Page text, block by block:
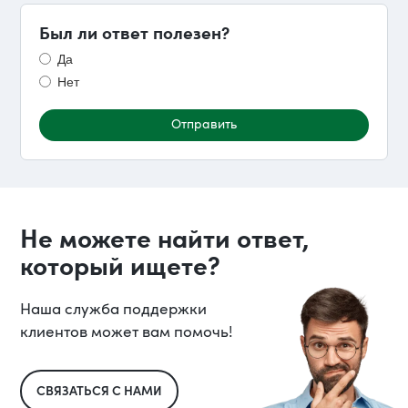
Был ли ответ полезен?
Да
Нет
Не можете найти ответ,
который ищете?
Наша служба поддержки
клиентов может вам помочь!
СВЯЗАТЬСЯ С НАМИ